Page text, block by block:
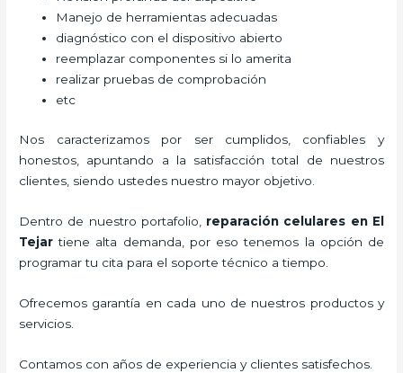
Manejo de herramientas adecuadas
diagnóstico con el dispositivo abierto
reemplazar componentes si lo amerita
realizar pruebas de comprobación
etc
Nos caracterizamos por ser cumplidos, confiables y
honestos, apuntando a la satisfacción total de nuestros
clientes, siendo ustedes nuestro mayor objetivo.
Dentro de nuestro portafolio, reparación celulares en El
Tejar tiene alta demanda, por eso tenemos la opción de
programar tu cita para el soporte técnico a tiempo.
Ofrecemos garantía en cada uno de nuestros productos y
servicios.
Contamos con años de experiencia y clientes satisfechos.